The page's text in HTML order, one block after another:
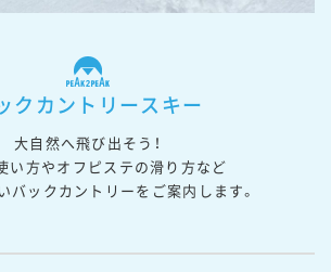
クカントリースキー
大自然へ飛び出そう！
い方やオフピステの滑り方など
バックカントリーをご案内します。